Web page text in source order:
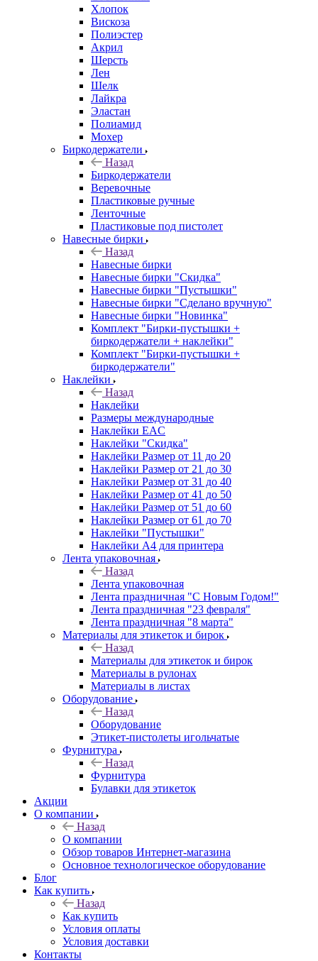
Хлопок
Вискоза
Полиэстер
Акрил
Шерсть
Лен
Шелк
Лайкра
Эластан
Полиамид
Мохер
Биркодержатели
Назад
Биркодержатели
Веревочные
Пластиковые ручные
Ленточные
Пластиковые под пистолет
Навесные бирки
Назад
Навесные бирки
Навесные бирки "Скидка"
Навесные бирки "Пустышки"
Навесные бирки "Сделано вручную"
Навесные бирки "Новинка"
Комплект "Бирки-пустышки +
биркодержатели + наклейки"
Комплект "Бирки-пустышки +
биркодержатели"
Наклейки
Назад
Наклейки
Размеры международные
Наклейки EAC
Наклейки "Скидка"
Наклейки Размер от 11 до 20
Наклейки Размер от 21 до 30
Наклейки Размер от 31 до 40
Наклейки Размер от 41 до 50
Наклейки Размер от 51 до 60
Наклейки Размер от 61 до 70
Наклейки "Пустышки"
Наклейки А4 для принтера
Лента упаковочная
Назад
Лента упаковочная
Лента праздничная "С Новым Годом!"
Лента праздничная "23 февраля"
Лента праздничная "8 марта"
Материалы для этикеток и бирок
Назад
Материалы для этикеток и бирок
Материалы в рулонах
Материалы в листах
Оборудование
Назад
Оборудование
Этикет-пистолеты игольчатые
Фурнитура
Назад
Фурнитура
Булавки для этикеток
Акции
О компании
Назад
О компании
Обзор товаров Интернет-магазина
Основное технологическое оборудование
Блог
Как купить
Назад
Как купить
Условия оплаты
Условия доставки
Контакты